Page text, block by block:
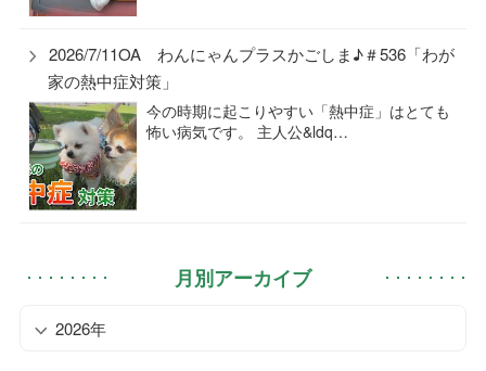
2026/7/11OA わんにゃんプラスかごしま♪＃536「わが
家の熱中症対策」
今の時期に起こりやすい「熱中症」はとても
怖い病気です。 主人公&ldq…
月別アーカイブ
2026年